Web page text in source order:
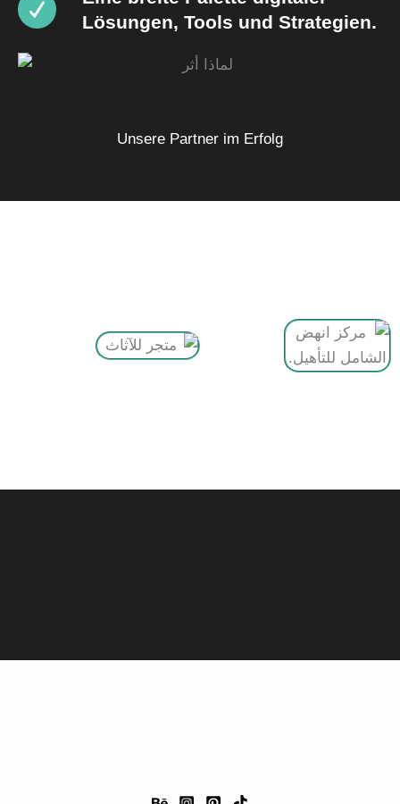
Lösungen, Tools und Strategien.
Unsere Partner im Erfolg